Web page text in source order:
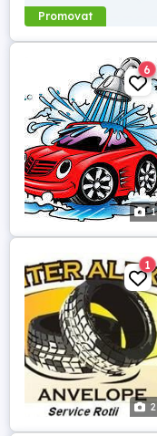
Promovat
1
6
2
1